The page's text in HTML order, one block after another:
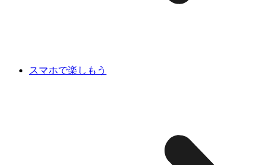
スマホで楽しもう